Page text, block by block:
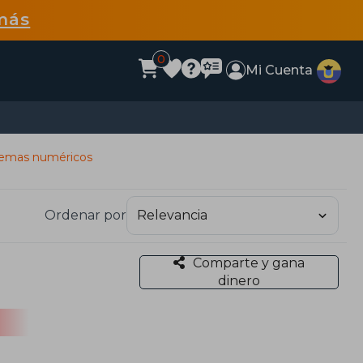
0
Mi Cuenta
numéricos
Ordenar por
Comparte y gana
dinero